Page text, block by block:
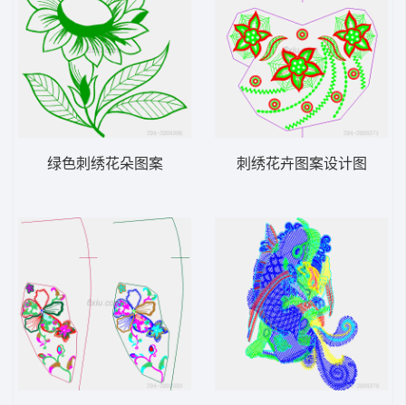
绿色刺绣花朵图案 刺绣花卉图案设计图